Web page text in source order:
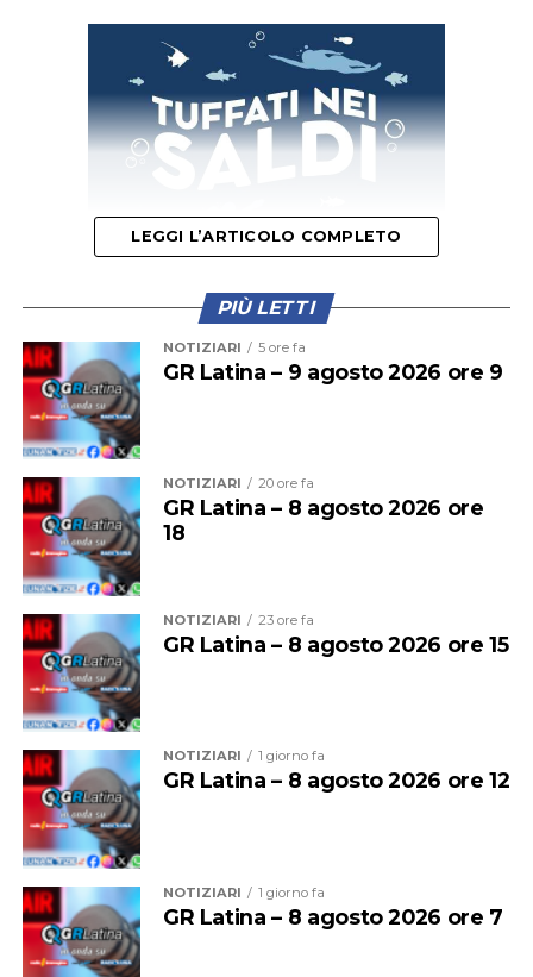
Il provvedimento disciplina anche la somministrazione
di bevande alcoliche e le attività di intrattenimento
musicale e danzante, con l’obiettivo di prevenire
situazioni di criticità legate agli assembramenti e
all’utilizzo improprio delle spiagge.
Per entrambe le giornate sarà quindi vietato
campeggiare e accendere fuochi o falò
spiagge del litorale comunale.
Sono inoltre vietate la vendita e la somministrazione di
bevande alcoliche nei pubblici esercizi, compresi gli
LEGGI L’ARTICOLO COMPLETO
PIÙ LETTI
NOTIZIARI 5 ore fa
GR Latina – 9 agosto 2026 ore 9
NOTIZIARI 20 ore fa
GR Latina – 8 agosto 2026 ore
18
NOTIZIARI 23 ore fa
GR Latina – 8 agosto 2026 ore 15
NOTIZIARI 1 giorno fa
GR Latina – 8 agosto 2026 ore 12
NOTIZIARI 1 giorno fa
GR Latina – 8 agosto 2026 ore 7